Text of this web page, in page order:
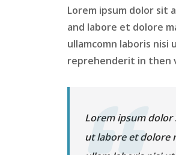
Lorem ipsum dolor sit
and labore et dolore
ullamcomn laboris nisi
reprehenderit in then
Lorem ipsum dolor
ut labore et dolore